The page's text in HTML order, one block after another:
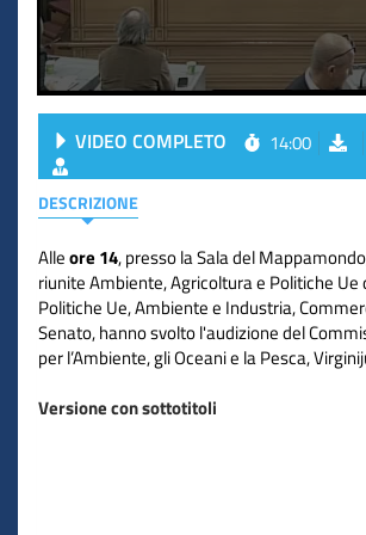
VIDEO COMPLETO 14:00
DESCRIZIONE
Alleore 14, presso la Sala del
riunite Ambiente, Agricoltura e Politiche Ue
Politiche Ue, Ambiente e Industria,
Senato, hanno svolto l'audizione del
per l’Ambiente, gli Oceani e la Pesca,
Versione con sottotitoli